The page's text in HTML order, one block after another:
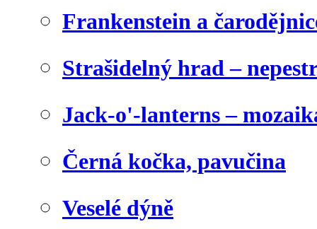
Frankenstein a
Strašidelný hrad –
Jack-o'-lanterns –
Černá kočka, pavučina
Veselé dýně